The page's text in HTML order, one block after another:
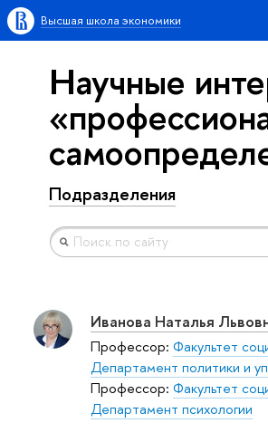
Высшая школа экономики
Научные
Подразделения
Иванова Наталья
Профессор: Факультет
Департамент политики и
Профессор: Факультет
Департамент психологии